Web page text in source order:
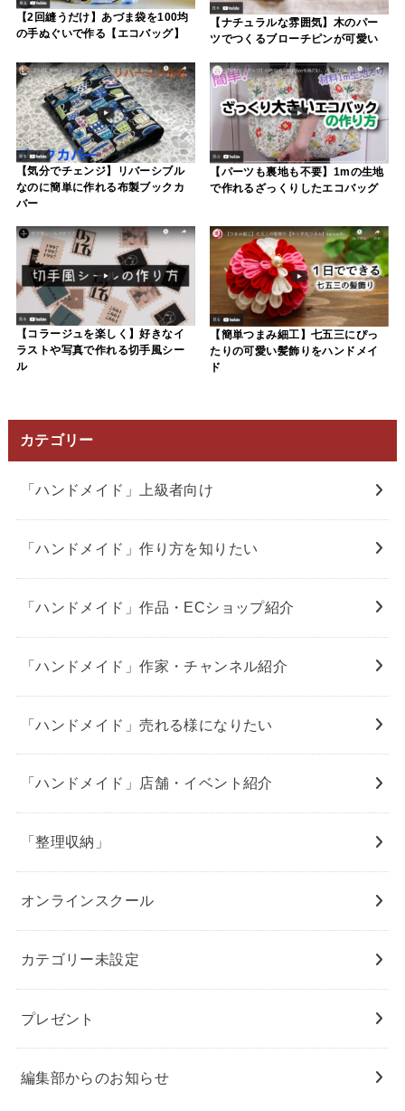
【2回縫うだけ】あづま袋を100均
の手ぬぐいで作る【エコバッグ】
【ナチュラルな雰囲気】木のパー
ツでつくるブローチピンが可愛い
【気分でチェンジ】リバーシブル
なのに簡単に作れる布製ブックカ
バー
【パーツも裏地も不要】1mの生地
で作れるざっくりしたエコバッグ
【コラージュを楽しく】好きなイ
ラストや写真で作れる切手風シー
ル
【簡単つまみ細工】七五三にぴっ
たりの可愛い髪飾りをハンドメイ
ド
カテゴリー
「ハンドメイド」上級者向け
「ハンドメイド」作り方を知りたい
「ハンドメイド」作品・ECショップ紹介
「ハンドメイド」作家・チャンネル紹介
「ハンドメイド」売れる様になりたい
「ハンドメイド」店舗・イベント紹介
「整理収納」
オンラインスクール
カテゴリー未設定
プレゼント
編集部からのお知らせ